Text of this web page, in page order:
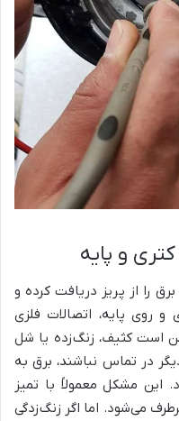
را از پریز دریافت کرده و
و روی پایه، اتصالات فلزی
است کثیف، زنگ‌زده یا شل
در تماس نباشند، برق به
این مشکل معمولاً با تمیز
می‌شود. اما اگر زنگ‌زدگی